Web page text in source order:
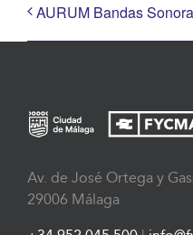
AURUM Bandas
Av. de José Ortega y
29006 Málaga